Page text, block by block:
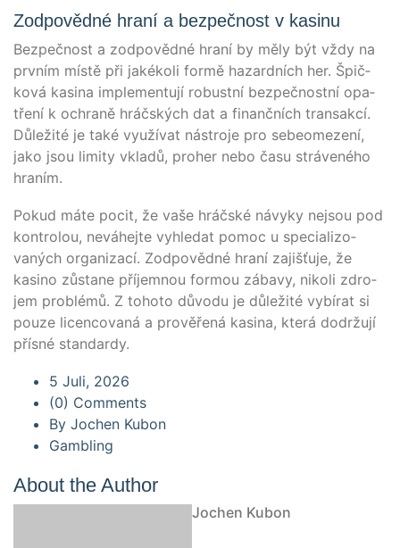
Zodpovědné hraní a bezpečnost v kasinu
Bez­peč­nost a zod­po­věd­né hraní by měly být vždy na
prv­ním mís­tě při jaké­ko­li for­mě hazard­ních her. Špič­
ko­vá kasi­na imple­mentu­jí robust­ní bez­peč­nost­ní opa­
tření k ochraně hrá­čs­kých dat a finančních transak­cí.
Důleži­té je také využí­vat nás­tro­je pro sebe­ome­zení,
jako jsou limi­ty vkla­dů, pro­her nebo času strá­ve­né­ho
hraním.
Pokud máte pocit, že vaše hrá­čs­ké návy­ky nej­sou pod
kon­tro­lou, nevá­hej­te vyh­le­dat pomoc u spe­cia­lizo­
vaných orga­ni­zací. Zod­po­věd­né hraní zajišťu­je, že
kasi­no zůsta­ne pří­jem­nou for­mou zába­vy, niko­li zdro­
jem pro­blé­mů. Z toho­to důvo­du je důleži­té vybí­rat si
pou­ze licen­co­vaná a pro­věřená kasi­na, která dodržu­jí
přís­né standardy.
5 Juli, 2026
(0) Comments
By Jochen Kubon
Gambling
About the Author
Jochen Kubon